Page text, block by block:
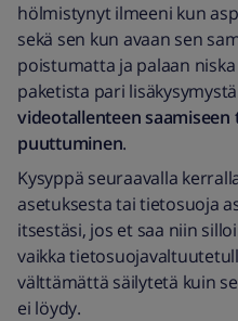
hölmistynyt ilmeeni kun
sekä sen kun avaan sen
poistumatta ja palaan
paketista pari
videotallenteen
puuttuminen.
Kysyppä seuraavalla
asetuksesta tai tietosuoja
itsestäsi, jos et saa niin
vaikka
välttämättä säilytetä kuin
ei löydy.